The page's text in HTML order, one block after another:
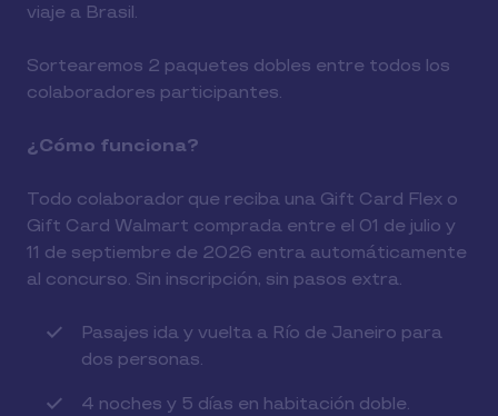
viaje a Brasil.
Sortearemos 2 paquetes dobles entre todos los
colaboradores participantes.
¿Cómo funciona?
Todo colaborador que reciba una Gift Card Flex o
Gift Card Walmart comprada entre el 01 de julio y
11 de septiembre de 2026 entra automáticamente
al concurso. Sin inscripción, sin pasos extra.
Pasajes ida y vuelta a Río de Janeiro para
dos personas.
4 noches y 5 días en habitación doble.